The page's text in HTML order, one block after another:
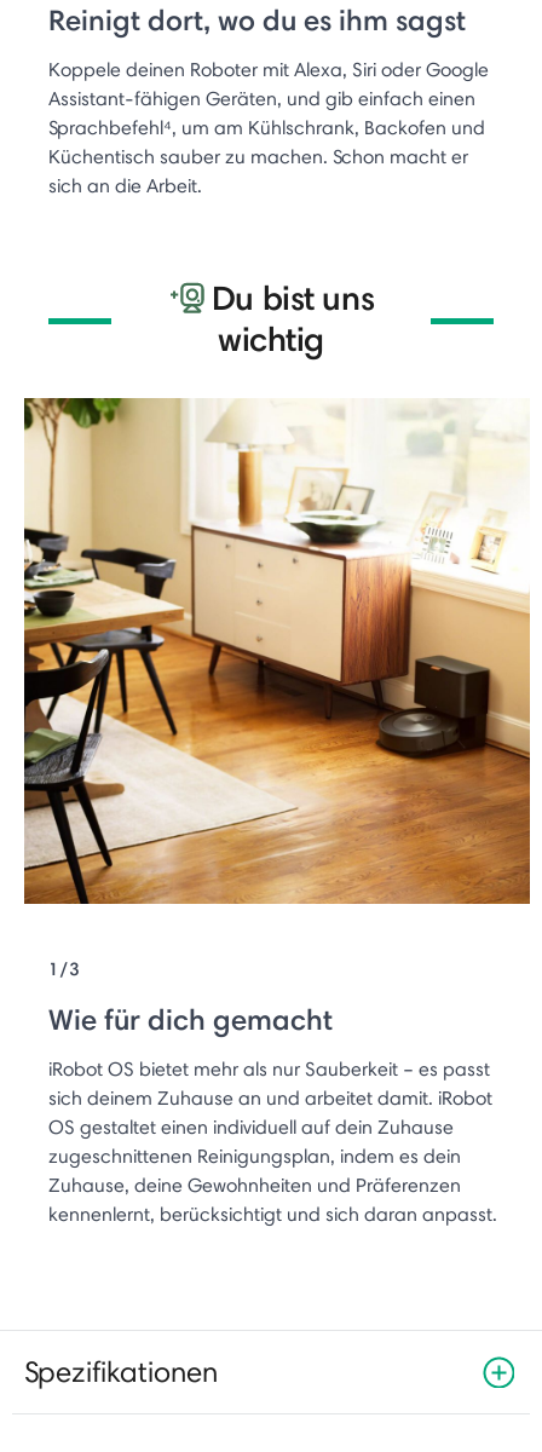
Reinigt dort, wo du es ihm sagst
Koppele deinen Roboter mit Alexa, Siri oder Google
Assistant-fähigen Geräten, und gib einfach einen
Sprachbefehl⁴, um am Kühlschrank, Backofen und
Küchentisch sauber zu machen. Schon macht er
sich an die Arbeit.
Du bist uns
wichtig
1/3
Wie für dich gemacht
iRobot OS bietet mehr als nur Sauberkeit – es passt
sich deinem Zuhause an und arbeitet damit. iRobot
OS gestaltet einen individuell auf dein Zuhause
zugeschnittenen Reinigungsplan, indem es dein
Zuhause, deine Gewohnheiten und Präferenzen
kennenlernt, berücksichtigt und sich daran anpasst.
Spezifikationen